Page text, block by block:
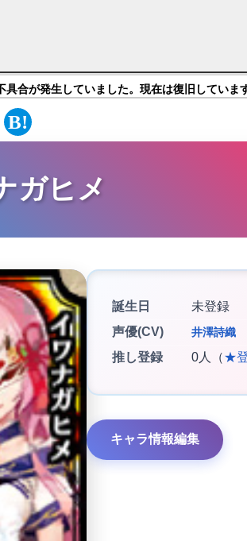
紹介
具合が発生していました。現在は復旧していま
ガヒメ
誕生日
未登録
声優(CV)
井澤詩織
推し登録 0人（★
キャラ情報編集